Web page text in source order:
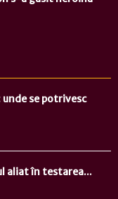
se potrivesc
aliat în testarea...